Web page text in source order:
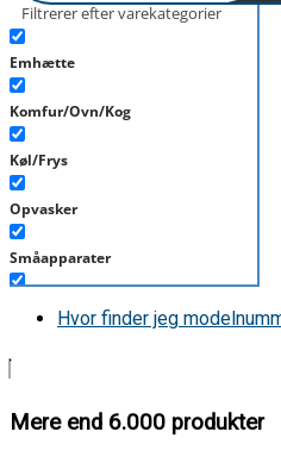
Filtrerer efter varekategorier
Emhætte
Komfur/Ovn/Kog
Køl/Frys
Opvasker
Småapparater
Støvsuger
Tørretumbler
Hvor finder jeg
Mere end 6.000 produkter